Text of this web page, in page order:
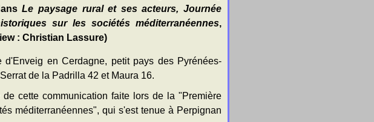
Le paysage rural et ses acteurs, Journée
sur les sociétés méditerranéennes,
: Christian Lassure)
en Cerdagne, petit pays des Pyrénées-
de la Padrilla 42 et Maura 16.
cette communication faite lors de la "Première
méditerranéennes", qui s'est tenue à Perpignan